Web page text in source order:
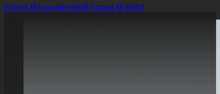
Hoppa till huvudinnehåll Hoppa till sidfot